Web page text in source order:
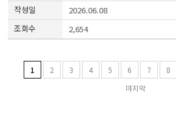
2026.06.08
2,654
1 2 3 4 5 6 7 8
마지막